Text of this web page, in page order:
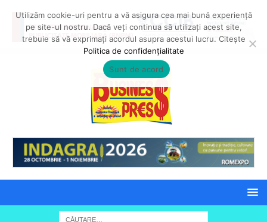
Utilizăm cookie-uri pentru a vă asigura cea mai bună experiență
pe site-ul nostru. Dacă veți continua să utilizați acest site,
trebuie să vă exprimați acordul asupra acestui lucru. Citește
Politica de confidențialitate
Sunt de acord